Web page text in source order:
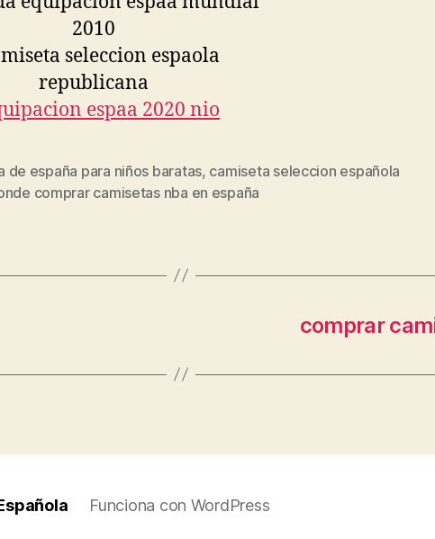
de españa para niños baratas, camiseta seleccion española
comprar camisetas nba en españa
comprar
Funciona con WordPress